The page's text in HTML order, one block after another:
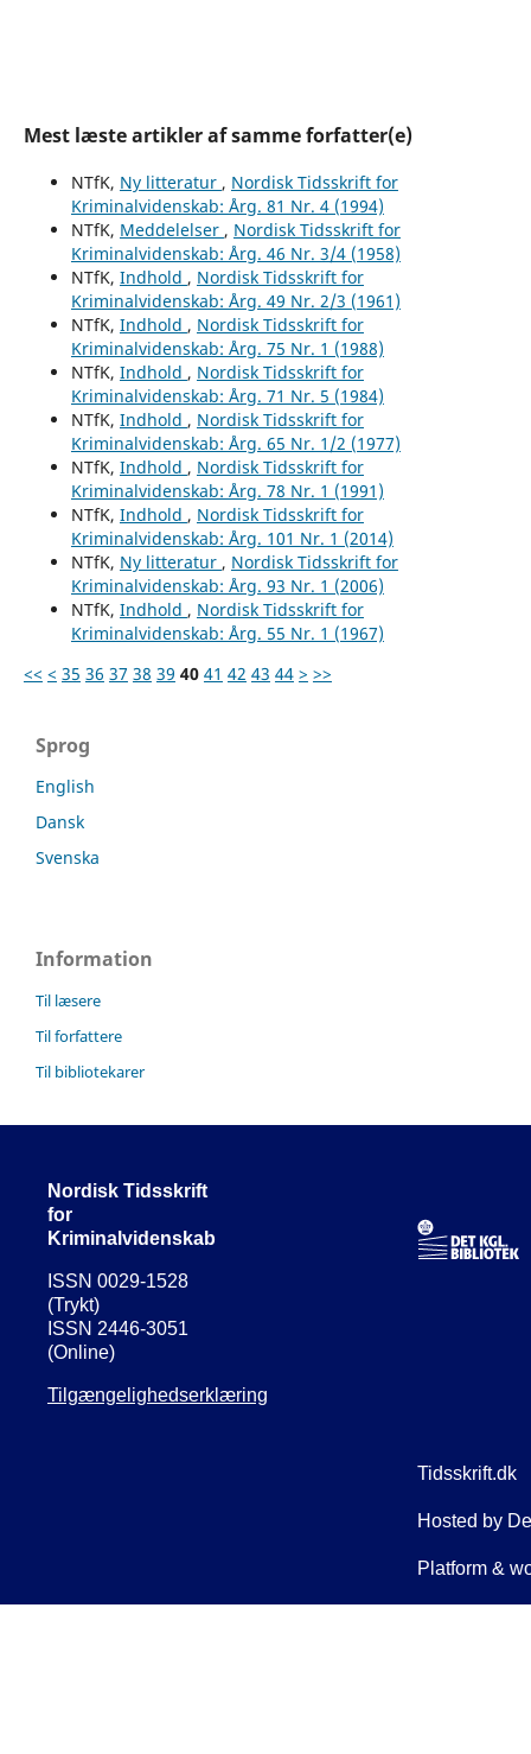
Mest læste artikler af samme forfatter(e)
NTfK, Ny litteratur , Nordisk Tidsskrift for
Kriminalvidenskab: Årg. 81 Nr. 4 (1994)
NTfK, Meddelelser , Nordisk Tidsskrift for
Kriminalvidenskab: Årg. 46 Nr. 3/4 (1958)
NTfK, Indhold , Nordisk Tidsskrift for
Kriminalvidenskab: Årg. 49 Nr. 2/3 (1961)
NTfK, Indhold , Nordisk Tidsskrift for
Kriminalvidenskab: Årg. 75 Nr. 1 (1988)
NTfK, Indhold , Nordisk Tidsskrift for
Kriminalvidenskab: Årg. 71 Nr. 5 (1984)
NTfK, Indhold , Nordisk Tidsskrift for
Kriminalvidenskab: Årg. 65 Nr. 1/2 (1977)
NTfK, Indhold , Nordisk Tidsskrift for
Kriminalvidenskab: Årg. 78 Nr. 1 (1991)
NTfK, Indhold , Nordisk Tidsskrift for
Kriminalvidenskab: Årg. 101 Nr. 1 (2014)
NTfK, Ny litteratur , Nordisk Tidsskrift for
Kriminalvidenskab: Årg. 93 Nr. 1 (2006)
NTfK, Indhold , Nordisk Tidsskrift for
Kriminalvidenskab: Årg. 55 Nr. 1 (1967)
<< < 35 36 37 38 39 40 41 42 43 44 > >>
Sprog
English
Dansk
Svenska
Information
Til læsere
Til forfattere
Til bibliotekarer
Nordisk Tidsskrift
for
Kriminalvidenskab
ISSN 0029-1528
(Trykt)
ISSN 2446-3051
(Online)
Tilgængelighedserklæring